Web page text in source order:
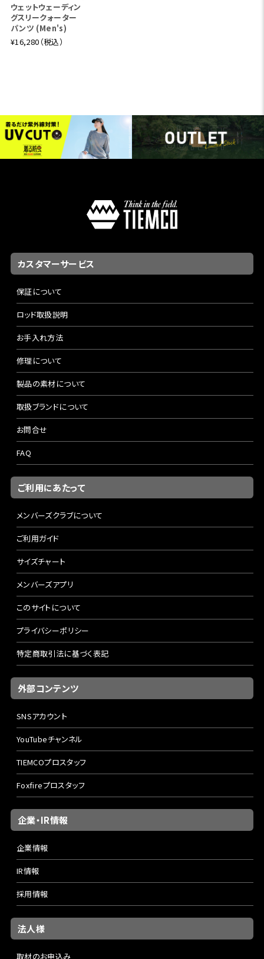
ウェットウェーディン
グスリークォーター
パンツ (Men's)
¥16,280（税込）
カスタマーサービス
保証について
ロッド取扱説明
お手入れ方法
修理について
製品の素材について
取扱ブランドについて
お問合せ
FAQ
ご利用にあたって
メンバーズクラブについて
ご利用ガイド
サイズチャート
メンバーズアプリ
このサイトについて
プライバシーポリシー
特定商取引法に基づく表記
外部コンテンツ
SNSアカウント
YouTubeチャンネル
TIEMCOプロスタッフ
Foxfireプロスタッフ
企業・IR情報
企業情報
IR情報
採用情報
法人様
取材のお申込み